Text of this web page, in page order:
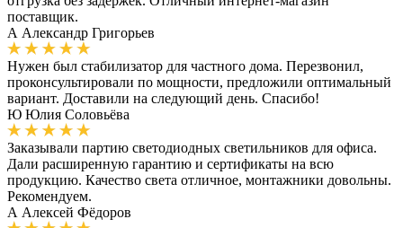
поставщик.
А Александр Григорьев
Нужен был стабилизатор для частного дома. Перезвонил,
проконсультировали по мощности, предложили оптимальный
вариант. Доставили на следующий день. Спасибо!
Ю Юлия Соловьёва
Заказывали партию светодиодных светильников для офиса.
Дали расширенную гарантию и сертификаты на всю
продукцию. Качество света отличное, монтажники довольны.
Рекомендуем.
А Алексей Фёдоров